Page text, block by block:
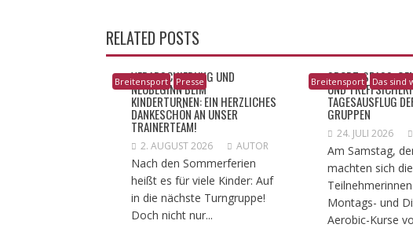
RELATED POSTS
Breitensport Presse
VERABSCHIEDUNG UND
NEUBEGINN BEIM
KINDERTURNEN: EIN HERZLICHES
DANKESCHÖN AN UNSER
TRAINERTEAM!
2. AUGUST 2026 AUTOR
Nach den Sommerferien
heißt es für viele Kinder: Auf
in die nächste Turngruppe!
Doch nicht nur...
Breitensport Das sind
​SPORT, SPASS,
ND
AGESAUSFLUG
RUPPEN
24. JULI 2026
Am Samstag,
machten sich die
Montags- und
Aerobic-Kurse